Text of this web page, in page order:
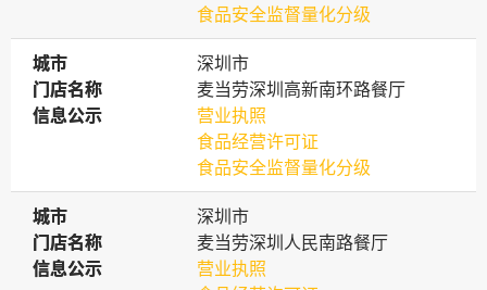
食品安全监督量化分级
城市
城市
深圳市
门店名称
门店名称
麦当劳深圳高新南环路餐厅
信息公示
信息公示
营业执照
食品经营许可证
食品安全监督量化分级
城市
城市
深圳市
门店名称
门店名称
麦当劳深圳人民南路餐厅
信息公示
信息公示
营业执照